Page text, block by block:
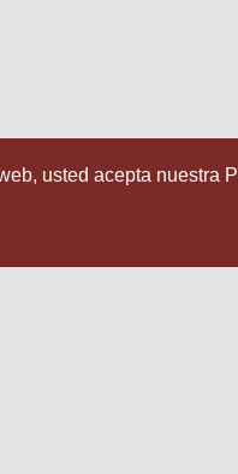
usted acepta nuestra